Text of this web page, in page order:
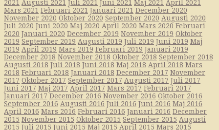
2021 Augusti 2021 Juli 2021 Juni 2021 Maj 2021 April 2021
Mars 2021 Februari 2021 Januari 2021 December 2020
November 2020 Oktober 2020 September 2020 Augusti 2020
Juli 2020 Juni 2020 Maj 2020 April 2020 Mars 2020 Februari
2020 Januari 2020 December 2019 November 2019 Oktober
2019 September 2019 Augusti 2019 Juli 2019 Juni 2019 Maj
2019 April 2019 Mars 2019 Februari 2019 Januari 2019
December 2018 November 2018 Oktober 2018 September 2018
Augusti 2018 Juli 2018 Juni 2018 Maj 2018 April 2018 Mars
2018 Februari 2018 Januari 2018 December 2017 November
2017 Oktober 2017 September 2017 Augusti 2017 Juli 2017
Juni 2017 Maj 2017 April 2017 Mars 2017 Februari 2017
Januari 2017 December 2016 November 2016 Oktober 2016
September 2016 Augusti 2016 Juli 2016 Juni 2016 Maj 2016
April 2016 Mars 2016 Februari 2016 Januari 2016 December
2015 November 2015 Oktober 2015 September 2015 Augusti
2015 Juli 2015 Juni 2015 Maj 2015 April 2015 Mars 2015